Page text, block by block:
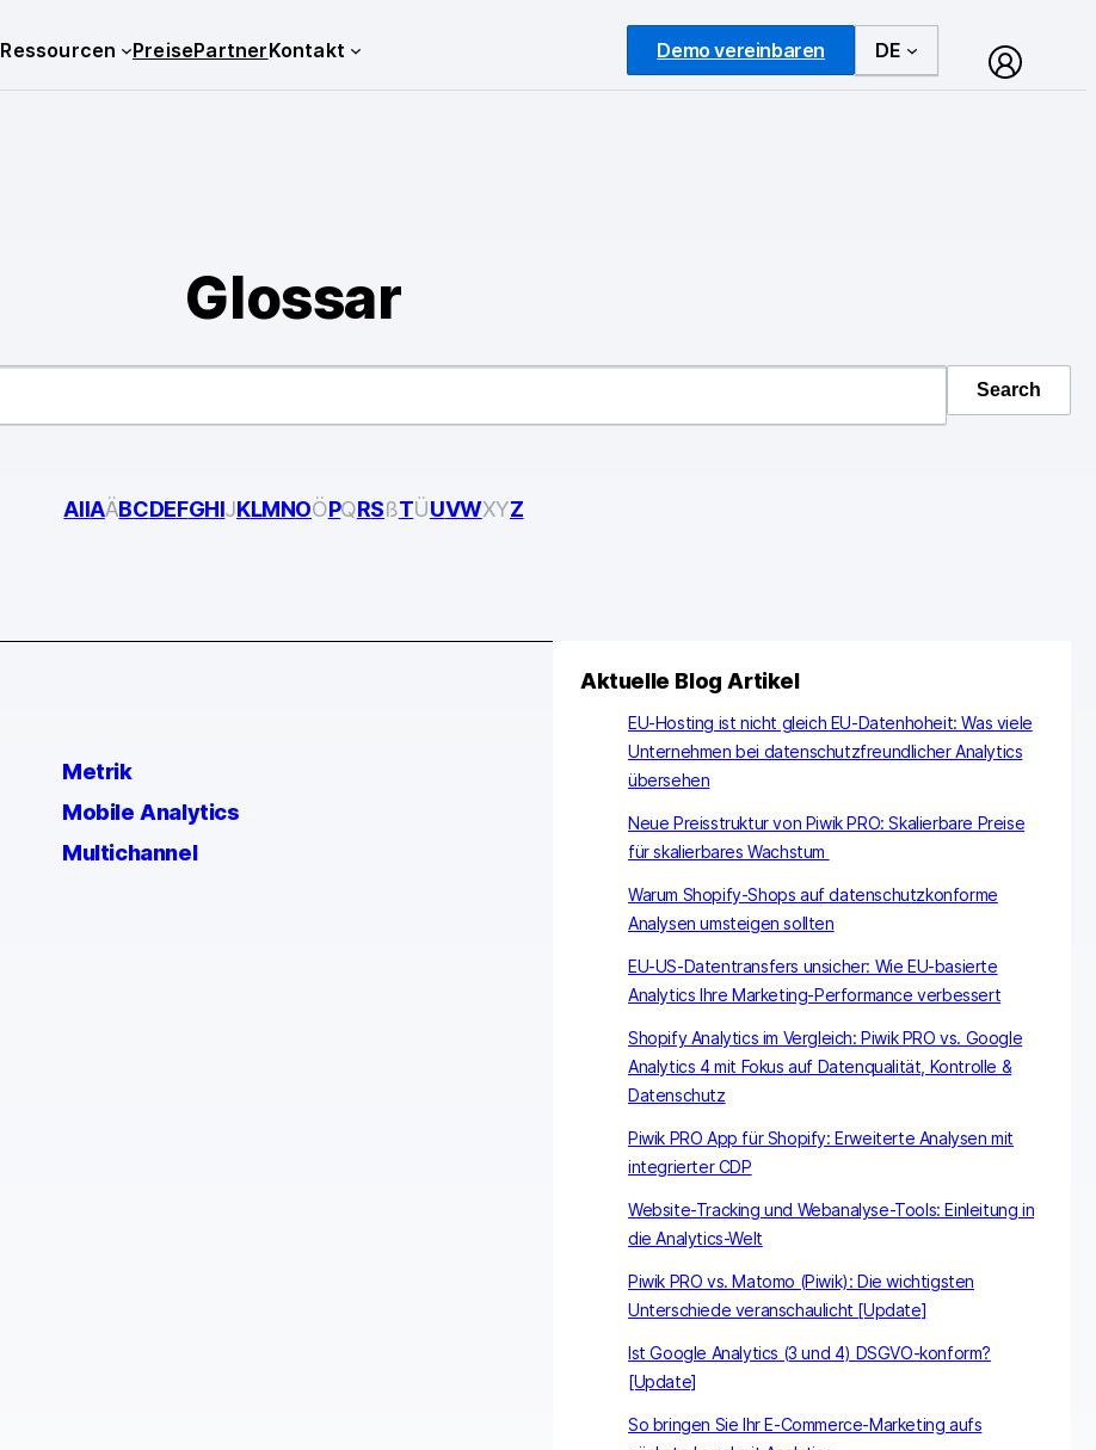
Ressourcen PreisePartnerKontakt Demo vereinbaren DE
Glossar
Search
AllAÄBCDEFGHIJKLMNOÖPQRSßTÜUVWXYZ
Metrik
Mobile Analytics
Multichannel
Aktuelle Blog Artikel
EU-Hosting ist nicht gleich EU-Datenhoheit: Was viele
Unternehmen bei datenschutzfreundlicher Analytics
übersehen
Neue Preisstruktur von Piwik PRO: Skalierbare Preise
für skalierbares Wachstum
Warum Shopify-Shops auf datenschutzkonforme
Analysen umsteigen sollten
EU-US-Datentransfers unsicher: Wie EU-basierte
Analytics Ihre Marketing-Performance verbessert
Shopify Analytics im Vergleich: Piwik PRO vs. Google
Analytics 4 mit Fokus auf Datenqualität, Kontrolle &
Datenschutz
Piwik PRO App für Shopify: Erweiterte Analysen mit
integrierter CDP
Website-Tracking und Webanalyse-Tools: Einleitung in
die Analytics-Welt
Piwik PRO vs. Matomo (Piwik): Die wichtigsten
Unterschiede veranschaulicht [Update]
Ist Google Analytics (3 und 4) DSGVO-konform?
[Update]
So bringen Sie Ihr E-Commerce-Marketing aufs